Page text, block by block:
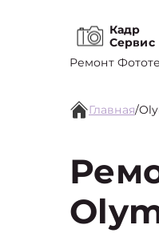
Кадр
Сервис
Ремонт
Главная/